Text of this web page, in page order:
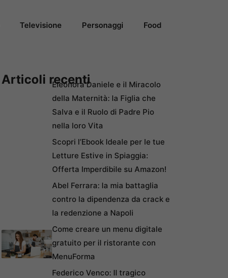
Televisione Personaggi Food
Articoli recentiEleonora Daniele e il Miracolo
della Maternità: la Figlia che
Salva e il Ruolo di Padre Pio
nella loro Vita
Scopri l’Ebook Ideale per le tue
Letture Estive in Spiaggia:
Offerta Imperdibile su Amazon!
Abel Ferrara: la mia battaglia
contro la dipendenza da crack e
la redenzione a Napoli
Come creare un menu digitale
gratuito per il ristorante con
MenuForma
Federico Venco: Il tragico